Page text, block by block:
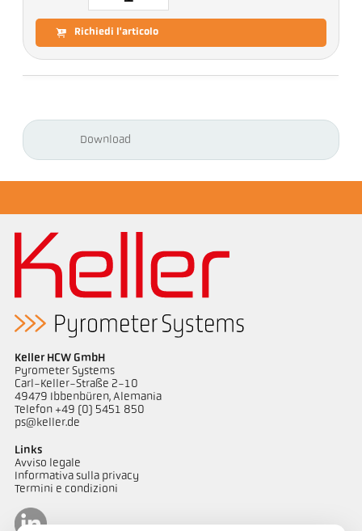
Richiedi l'articolo
Download
Keller HCW GmbH
Pyrometer Systems
Carl-Keller-Straße 2-10
49479 Ibbenbüren, Alemania
Telefon +49 (0) 5451 850
ps@keller.de
Links
Avviso legale
Informativa sulla privacy
Termini e condizioni